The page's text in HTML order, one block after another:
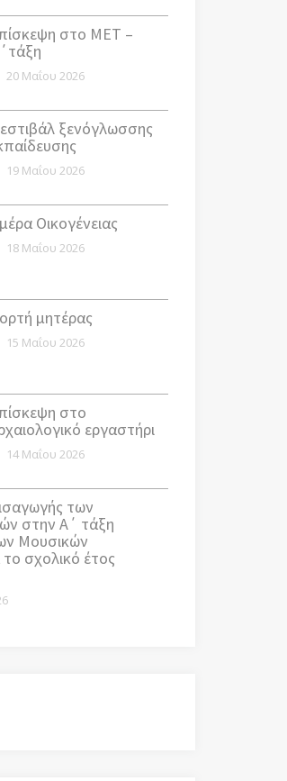
στο ΜΕΤ –
20 Μαΐου 2026
ξενόγλωσσης
19 Μαΐου 2026
Οικογένειας
18 Μαΐου 2026
μητέρας
15 Μαΐου 2026
στο
εργαστήρι
14 Μαΐου 2026
των
στην Α΄ τάξη
Μουσικών
το σχολικό έτος